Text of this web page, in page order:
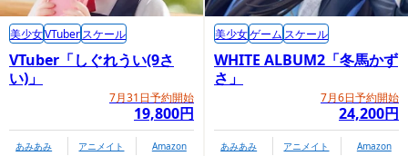
VTuber「しぐれうい(9さ
い)」
7月31日予約開始
19,800円
美少女VTuberスケール
あみあみ アニメイト Amazon
WHITE ALBUM2「冬馬かず
さ」
7月6日予約開始
24,200円
美少女ゲーム スケール
あみあみ アニメイト Amazon